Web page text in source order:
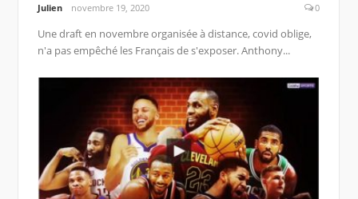
Julien novembre 19, 2020 0
Une draft en novembre organisée à distance, covid oblige,
n'a pas empêché les Français de s'exposer. Anthony...